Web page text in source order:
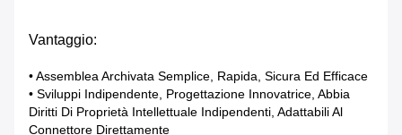
Vantaggio:
• Assemblea Archivata Semplice, Rapida, Sicura Ed Efficace
• Sviluppi Indipendente, Progettazione Innovatrice, Abbia
Diritti Di Proprietà Intellettuale Indipendenti, Adattabili Al
Connettore Direttamente